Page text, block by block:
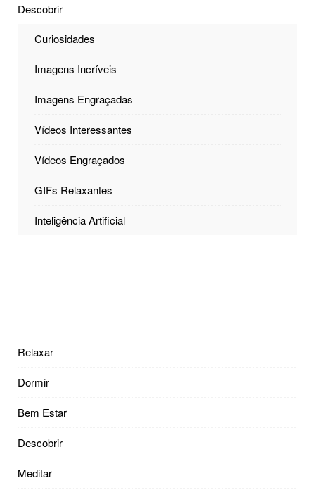
Descobrir
Curiosidades
Imagens Incríveis
Imagens Engraçadas
Vídeos Interessantes
Vídeos Engraçados
GIFs Relaxantes
Inteligência Artificial
Relaxar
Dormir
Bem Estar
Descobrir
Meditar